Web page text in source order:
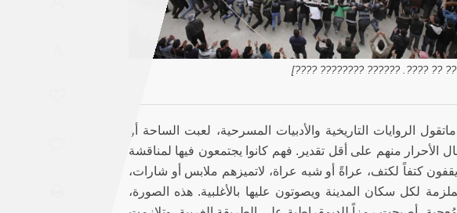
[?????? ?? ????. ?????? ????????
الروايات التاريخية والأدبيات المسرحية، لعبت الساحة أو
الأحرار منهم على أقل تقدير. فهم كانوا يجتمعون فيها لمناقشة
كتفاً لكتف، عراةً أو شبه عراة، لاتميزهم ملابس أو شارات،
لكل سكان المدينة ويصوتون عليها بالأغلبية. هذه الصورة،